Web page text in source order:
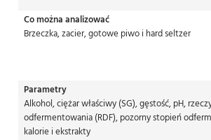
Co można analizować
Brzeczka, zacier, gotowe piwo i hard seltzer
Parametry
Alkohol, ciężar właściwy (SG), gęstość, pH,
odfermentowania (RDF), pozorny stopień
kalorie i ekstrakty